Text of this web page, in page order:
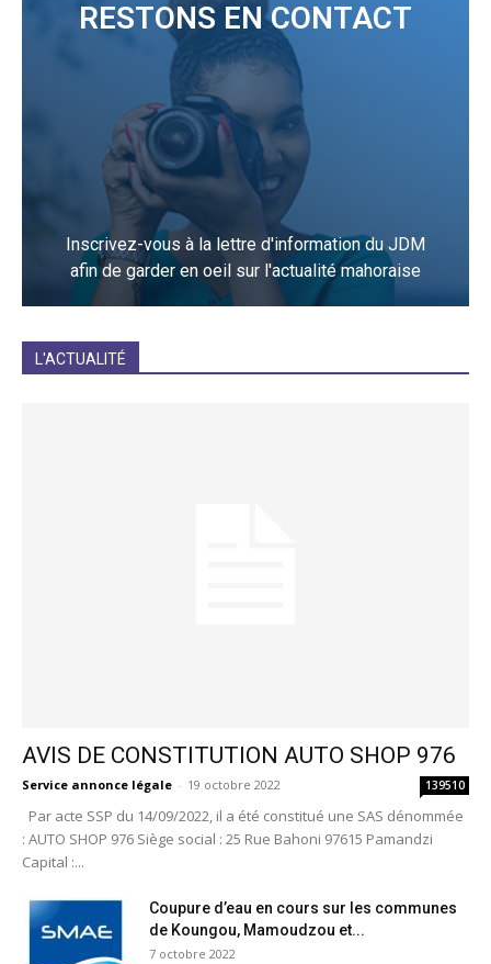
RESTONS EN CONTACT
Inscrivez-vous à la lettre d'information du JDM
afin de garder en oeil sur l'actualité mahoraise
L'ACTUALITÉ
AVIS DE CONSTITUTION AUTO SHOP 976
Service annonce légale - 19 octobre 2022 139510
Par acte SSP du 14/09/2022, il a été constitué une SAS dénommée
: AUTO SHOP 976 Siège social : 25 Rue Bahoni 97615 Pamandzi
Capital :...
Coupure d’eau en cours sur les communes
de Koungou, Mamoudzou et...
7 octobre 2022